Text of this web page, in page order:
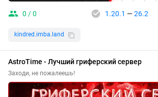
0 / 0 1.20.1 — 26.2
kindred.imba.land
AstroTime - Лучший гриферский сервер
Заходи, не пожалеешь!